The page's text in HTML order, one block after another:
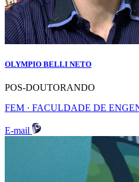
OLYMPIO BELLI NETO
POS-DOUTORANDO
FEM · FACULDADE DE
E-mail